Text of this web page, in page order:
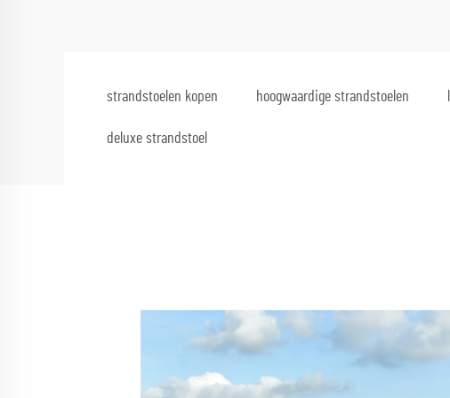
strandstoelen kopen hoogwaardige strandstoelen
deluxe strandstoel